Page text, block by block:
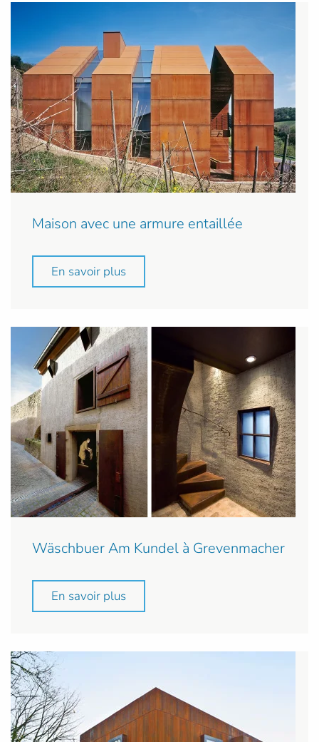
Maison avec une armure entaillée
En savoir plus
Wäschbuer Am Kundel à Grevenmacher
En savoir plus